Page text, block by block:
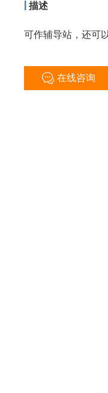
描述
可作辅导站，还可
在线咨询